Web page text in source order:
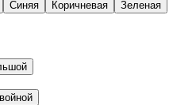
Синяя Коричневая Зеленая